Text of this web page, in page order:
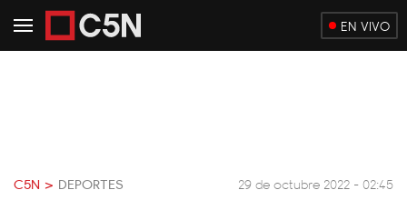
EN VIVO
C5N > DEPORTES 29 de octubre 2022 - 02:45